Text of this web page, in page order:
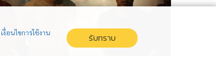
เงื่อนไขการใช้งาน
รับทราบ